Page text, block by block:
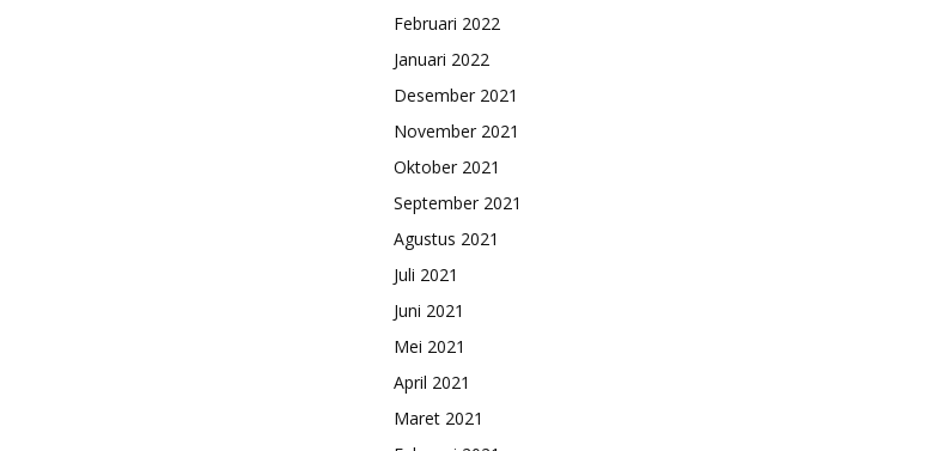
Februari 2022
Januari 2022
Desember 2021
November 2021
Oktober 2021
September 2021
Agustus 2021
Juli 2021
Juni 2021
Mei 2021
April 2021
Maret 2021